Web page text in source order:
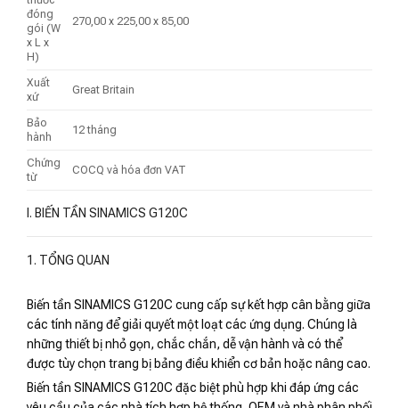
đóng
gói (W
x L x
H)
270,00 x 225,00 x 85,00
Xuất
xứ
Great Britain
Bảo
hành
12 tháng
Chứng
từ
COCQ và hóa đơn VAT
I. BIẾN TẦN SINAMICS G120C
1. TỔNG QUAN
Biến tần SINAMICS G120C cung cấp sự kết hợp cân bằng giữa
các tính năng để giải quyết một loạt các ứng dụng. Chúng là
những thiết bị nhỏ gọn, chắc chắn, dễ vận hành và có thể
được tùy chọn trang bị bảng điều khiển cơ bản hoặc nâng cao.
Biến tần SINAMICS G120C đặc biệt phù hợp khi đáp ứng các